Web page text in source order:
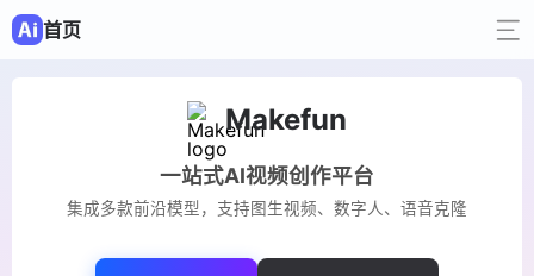
首页
Makefun
一站式AI视频创作平台
集成多款前沿模型，支持图生视频、数字人、语音克隆